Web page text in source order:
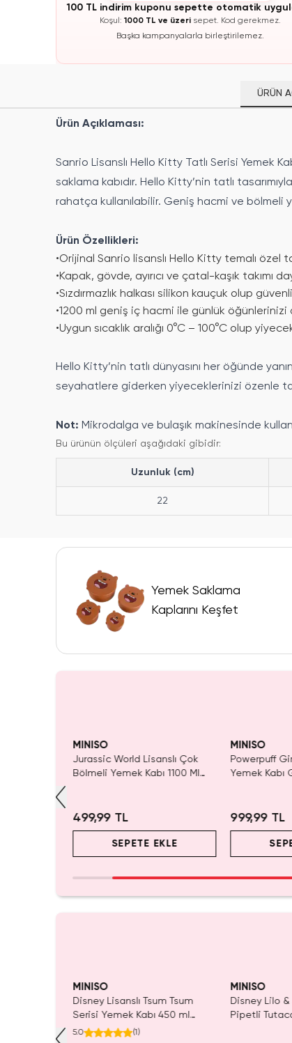
100 TL indirim kuponu sepette otomatik
Koşul:1000 TL ve üzeri sepet. Kod gerekmez.
Başka kampanyalarla birleştirilemez.
ÜRÜN
Ürün Açıklaması:
Sanrio Lisanslı Hello Kitty Tatlı Serisi Yemek
saklama kabıdır. Hello Kitty’nin tatlı
rahatça kullanılabilir. Geniş hacmi ve bölmeli
Ürün Özellikleri:
•Orijinal Sanrio lisanslı Hello Kitty temalı özel
•Kapak, gövde, ayırıcı ve çatal-kaşık takımı
•Sızdırmazlık halkası silikon kauçuk olup
•1200 ml geniş iç hacmi ile günlük öğünlerinizi
•Uygun sıcaklık aralığı 0°C – 100°C olup
Hello Kitty’nin tatlı dünyasını her öğünde
seyahatlere giderken yiyeceklerinizi özenle
Not: Mikrodalga ve bulaşık makinesinde
Bu ürünün ölçüleri aşağıdaki gibidir:
Uzunluk (cm)
22
Yemek Saklama
Kaplarını Keşfet
MINISO
Jurassic World Lisanslı Çok
Bölmeli Yemek Kabı 1100 Ml
499,99 TL
SEPETE EKLE
MINISO
Powerpuff
Yemek Kabı
999,99 TL
MINISO
Disney Lisanslı Tsum Tsum
Serisi Yemek Kabı 450 ml
Sızdırmaz Saklama Kabı
5.0 (1)
MINISO
Disney Lilo
Pipetli